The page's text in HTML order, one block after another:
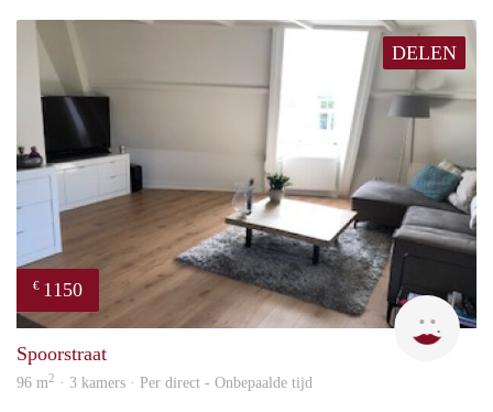
DELEN
€ 1150
Max
Spoorstraat
96 m2 · 3 kamers · Per direct - Onbepaalde tijd